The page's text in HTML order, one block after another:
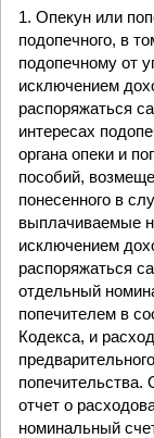
1. Опекун или
подопечного, в
подопечному от
исключением
распоряжаться
интересах
органа опеки и
пособий,
понесенного в
выплачиваемые
исключением
распоряжаться
отдельный
попечителем в
Кодекса, и
попечительства.
отчет о
номинальный